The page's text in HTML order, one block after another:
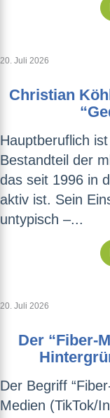
20. Juli 2026
Christian
Hauptberuflich
Bestandteil der
das seit 1996 in
aktiv ist. Sein
untypisch –...
20. Juli 2026
Der “Fiber-
Der Begriff
Medien (TikTok/